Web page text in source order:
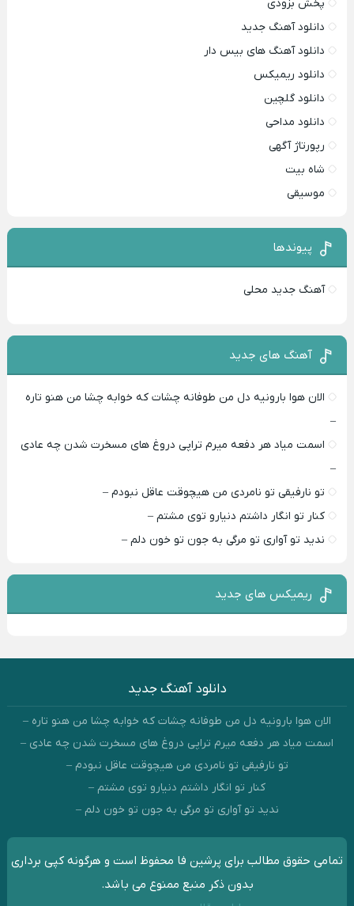
پخش بزودی
دانلود آهنگ جدید
دانلود آهنگ های بیس دار
دانلود ریمیکس
دانلود گلچین
دانلود مداحی
رپورتاژ آگهی
شاه بیت
موسیقی
پیوندها
آهنگ جدید محلی
آهنگ های جدید
الان هوا بارونیه دل من طوفانه چشات که خوابه چشا من هنو تاره
–
اسمت میاد هر دفعه میرم تراپی دروغ‌ های مسخرت شدن چه عادی
–
تو نارفیقی تو نامردی من هیچوقت عاقل نبودم –
کنار تو انگار داشتم دنیارو توی مشتم –
ندید تو آواری تو مرگی به جون تو خون دلم –
ریمیکس های جدید
دانلود آهنگ جدید
الان هوا بارونیه دل من طوفانه چشات که خوابه چشا من هنو تاره –
اسمت میاد هر دفعه میرم تراپی دروغ‌ های مسخرت شدن چه عادی –
تو نارفیقی تو نامردی من هیچوقت عاقل نبودم –
کنار تو انگار داشتم دنیارو توی مشتم –
ندید تو آواری تو مرگی به جون تو خون دلم –
تمامی حقوق مطالب برای پرشین فا محفوظ است و هرگونه کپی برداری
بدون ذکر منبع ممنوع می باشد.